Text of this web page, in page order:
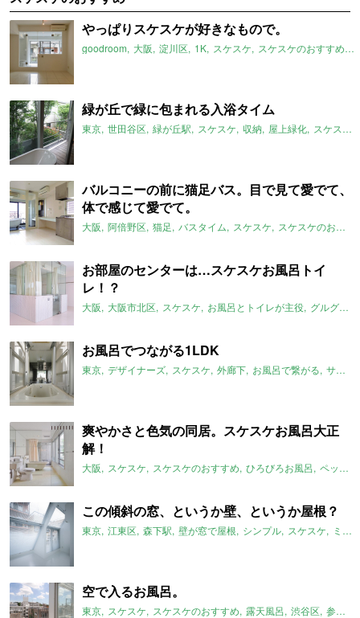
やっぱりスケスケが好きなもので。
goodroom 大阪 淀川区 1K スケスケ スケスケのおすすめ
緑が丘で緑に包まれる入浴タイム
東京 世田谷区 緑が丘駅 スケスケ 収納 屋上緑化 スケスケのおすすめ
バルコニーの前に猫足バス。目で見て愛でて、
体で感じて愛でて。
大阪 阿倍野区 猫足 バスタイム スケスケ スケスケのおすすめ
お部屋のセンターは…スケスケお風呂トイ
レ！？
大阪 大阪市北区 スケスケ お風呂とトイレが主役 グルグル系
お風呂でつながる1LDK
東京 デザイナーズ スケスケ 外廊下 お風呂で繋がる サンルーム
爽やかさと色気の同居。スケスケお風呂大正
解！
大阪 スケスケ スケスケのおすすめ ひろびろお風呂 ペット可
この傾斜の窓、というか壁、というか屋根？
東京 江東区 森下駅 壁が窓で屋根 シンプル スケスケ ミニマム
空で入るお風呂。
東京 スケスケ スケスケのおすすめ 露天風呂 渋谷区 参宮橋駅